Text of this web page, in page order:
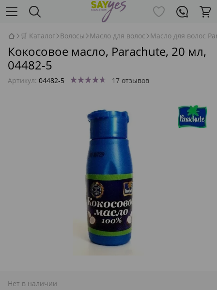
🛒 Каталог Волосы Масло для волос Масло для волос
Кокосовое масло, Parachute, 20 мл,
04482-5
Артикул: 04482-5 17 отзывов
Нет в наличии